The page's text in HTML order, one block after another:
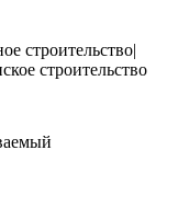
строительство|
строительство